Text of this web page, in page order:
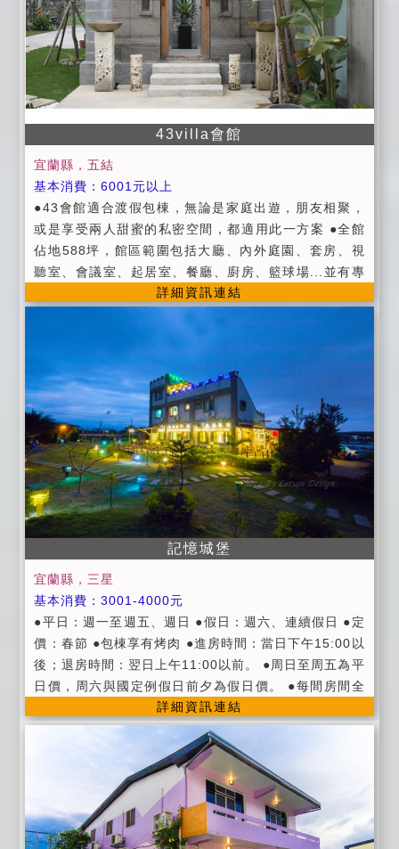
寬頻上網(含Wi - Fi需自備電腦) ●附設便利停車場地 ●
自行車(需事先預約) ●第四台有線頻道電視。 ●提供現做
早餐《住宿皆附早餐》(早餐時間為8:30~9:30) ●提供宜
蘭旅遊資訊服務。 ※ 平日：週日 - 週五 ※ 假日：週
六、連續假日 ※ 定價：農曆春節期間 ※ 週一至週四，
4房即可包棟 ※ 提供不怕下雨的烤肉場地。
43villa會館
宜蘭縣，五結
基本消費：6001元以上
●43會館適合渡假包棟，無論是家庭出遊，朋友相聚，
或是享受兩人甜蜜的私密空間，都適用此一方案 ●全館
佔地588坪，館區範圍包括大廳、內外庭園、套房、視
聽室、會議室、起居室、餐廳、廚房、籃球場...並有專
屬管家及各式休閒娛樂設備 ●餐飲部分提供下午茶及早
餐。 包棟人數：六人以上，十二人以下 平日(周日至周
43會館客房皆以天然綠建材為基礎行簡約設計，搭配峇
厘島進口擺飾、 原木家具、 石材、手工編織香茅屋頂，
隱約散發天然芳香， 浴室皆備有露天浴池，置身其中，
享受融入自然，寧靜而和諧 規格：一雙人大床 / 一標準
雙人加床 客房設施： ．液晶電視．快煮壺．數位電視．
無線網路．吹風機．露天大浴池．小花圃．暖風機．蒸
氣室．五星級浴巾．山茶花系列．盥洗備品
詳細資訊連結
記憶城堡
宜蘭縣，三星
基本消費：3001-4000元
●平日：週一至週五、週日 ●假日：週六、連續假日 ●定
價：春節 ●包棟享有烤肉 ●進房時間：當日下午15:00以
後；退房時間：翌日上午11:00以前。 ●周日至周五為平
日價，周六與國定例假日前夕為假日價。 ●每間房間全
部皆有37吋液晶電視.(備有寬頻有線電視) 。 ●每間房間
皆可有線上網.(需自備電腦)。 ●每間房間全部皆有分離
式冷氣空調(1.5噸-1.8噸)。 ●每間房間皆為高密度獨立
桶床墊.標準大雙人5呎x6.2呎。 ●每間房間皆有冰箱.可
選擇性使用。 ●每間房間皆有吹風機.快煮爐提供客戶使
用。 ●全套免費拋棄式高級牙膏牙刷，洗髮精，沐浴
乳，刮鬍刀.梳子..等等。 ●每間房間外都有大平台可供
詳細資訊連結